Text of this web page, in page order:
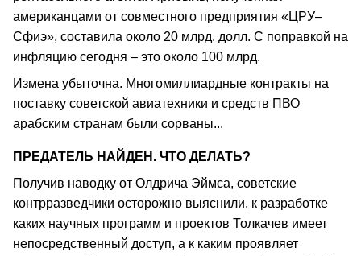
американцами от совместного предприятия «ЦРУ–
Сфиэ», составила около 20 млрд. долл. С поправкой на
инфляцию сегодня – это около 100 млрд.
Измена убыточна. Многомиллиардные контракты на
поставку советской авиатехники и средств ПВО
арабским странам были сорваны...
ПРЕДАТЕЛЬ НАЙДЕН. ЧТО ДЕЛАТЬ?
Получив наводку от Олдрича Эймса, советские
контрразведчики осторожно выяснили, к разработке
каких научных программ и проектов Толкачев имеет
непосредственный доступ, а к каким проявляет